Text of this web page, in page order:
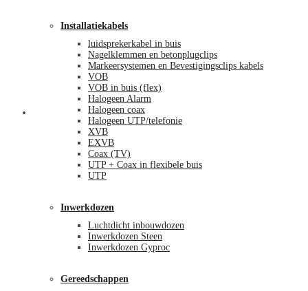
Mijn account
Installatiekabels
luidsprekerkabel in buis
Nagelklemmen en betonplugclips
Markeersystemen en Bevestigingsclips kabels
VOB
VOB in buis (flex)
Halogeen Alarm
Halogeen coax
Halogeen UTP/telefonie
XVB
EXVB
Coax (TV)
UTP + Coax in flexibele buis
UTP
Inwerkdozen
Luchtdicht inbouwdozen
Inwerkdozen Steen
Inwerkdozen Gyproc
Gereedschappen